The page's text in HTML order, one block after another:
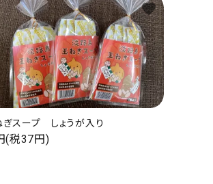
ぎスープ しょうが入り
(税37円)
favorite